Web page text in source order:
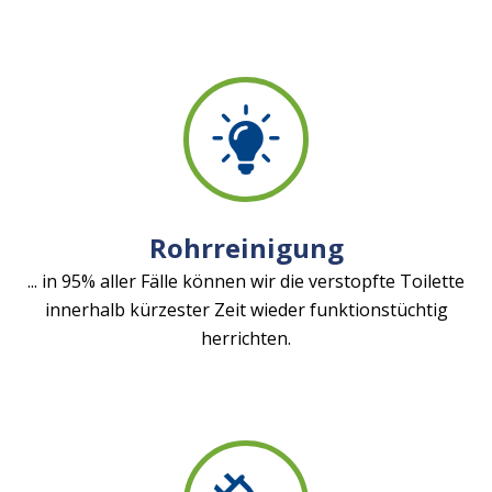
Rohrreinigung
... in 95% aller Fälle können wir die verstopfte Toilette
innerhalb kürzester Zeit wieder funktionstüchtig
herrichten.